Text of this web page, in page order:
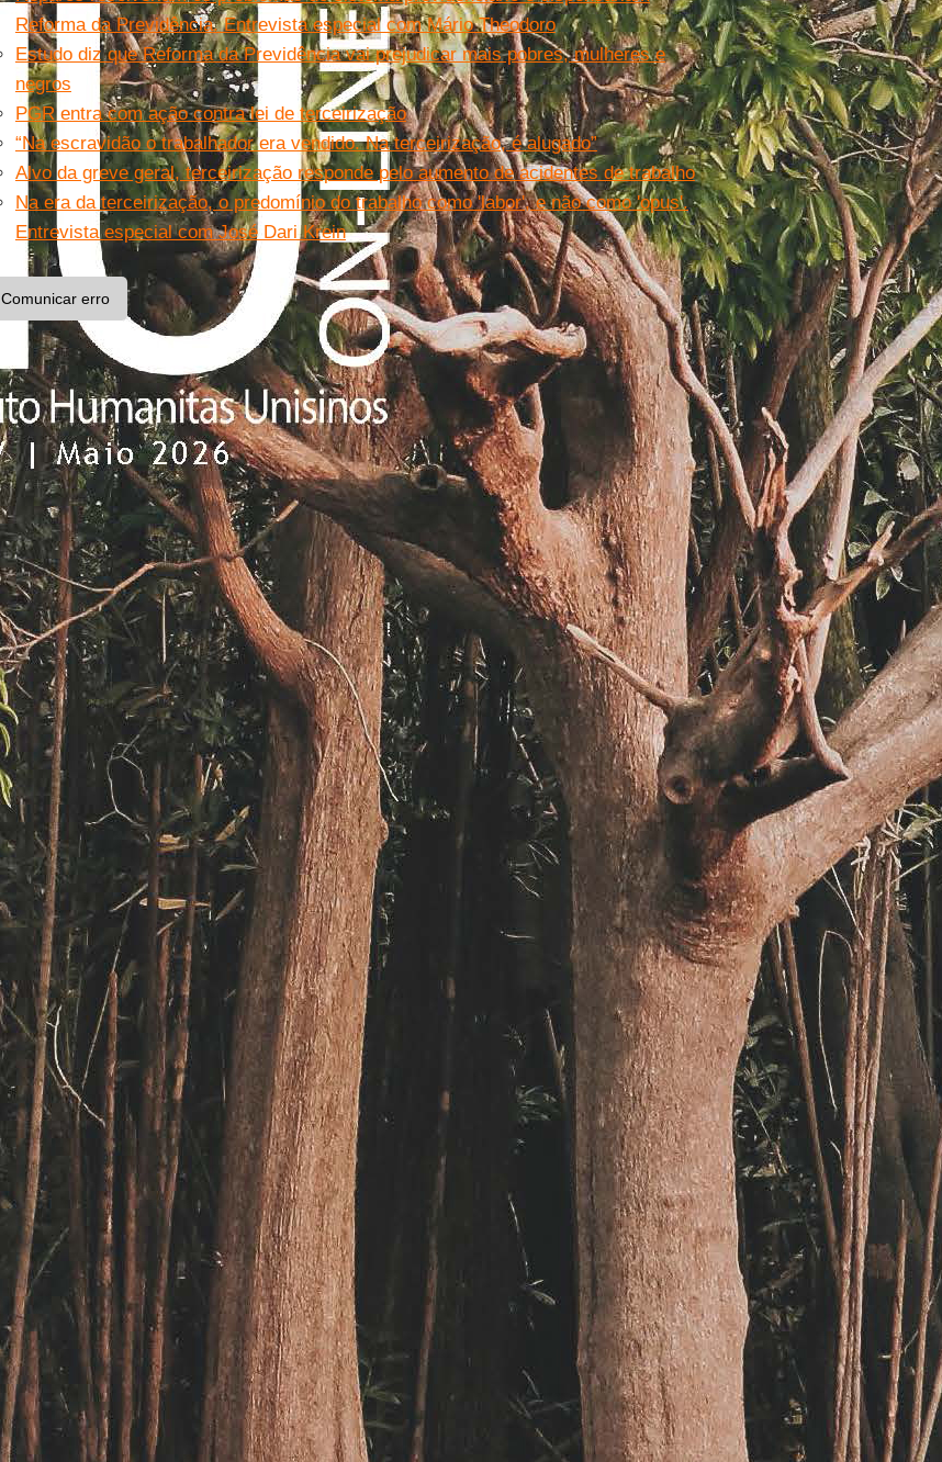
Reforma da Previdência. Entrevista especial com Mário Theodoro
Estudo diz que Reforma da Previdência vai prejudicar mais pobres, mulheres e
negros
PGR entra com ação contra lei de terceirização
“Na escravidão o trabalhador era vendido. Na terceirização, é alugado”
Alvo da greve geral, terceirização responde pelo aumento de acidentes de trabalho
Na era da terceirização, o predomínio do trabalho como 'labor', e não como 'opus'.
Entrevista especial com José Dari Krein
Comunicar erro